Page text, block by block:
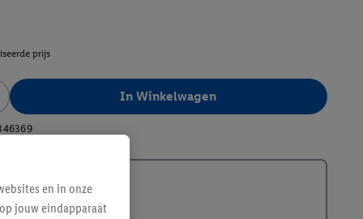
prijs
In Winkelwagen
en in onze
jouw eindapparaat